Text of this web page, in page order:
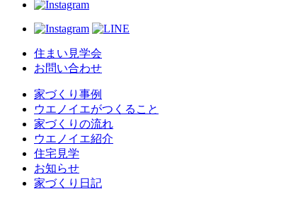
住まい見学会
お問い合わせ
家づくり事例
ウエノイエがつくること
家づくりの流れ
ウエノイエ紹介
住宅見学
お知らせ
家づくり日記